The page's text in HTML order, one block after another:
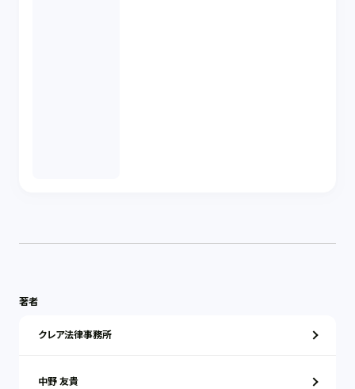
著者
クレア法律事務所
中野 友貴